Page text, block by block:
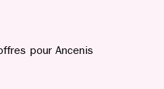
pour Ancenis